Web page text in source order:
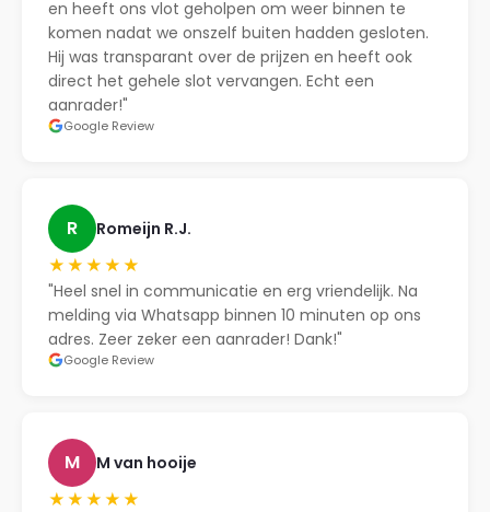
en heeft ons vlot geholpen om weer binnen te
komen nadat we onszelf buiten hadden gesloten.
Hij was transparant over de prijzen en heeft ook
direct het gehele slot vervangen. Echt een
aanrader!"
Google Review
R Romeijn R.J.
★★★★★
"Heel snel in communicatie en erg vriendelijk. Na
melding via Whatsapp binnen 10 minuten op ons
adres. Zeer zeker een aanrader! Dank!"
Google Review
M M van hooije
★★★★★